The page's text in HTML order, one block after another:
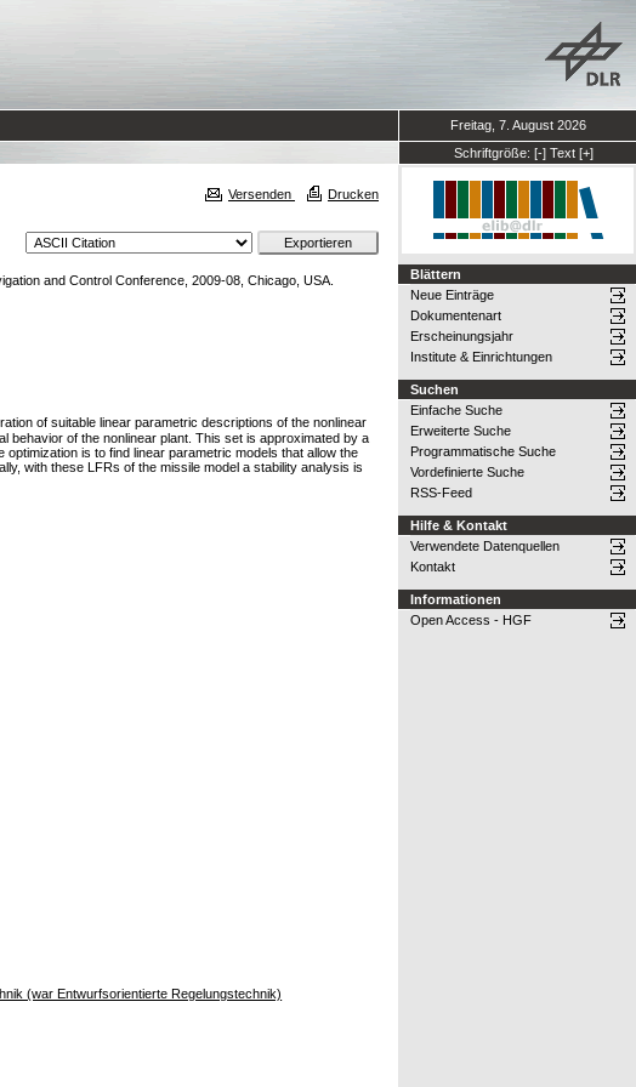
Freitag, 7. August 2026
Schriftgröße: [-] Text [+]
Versenden Drucken
and Control Conference, 2009-08, Chicago, USA.
of suitable linear parametric descriptions of the nonlinear
of the nonlinear plant. This set is approximated by a
is to find linear parametric models that allow the
with these LFRs of the missile model a stability analysis is
(war Entwurfsorientierte Regelungstechnik)
Blättern
Neue Einträge
Dokumentenart
Erscheinungsjahr
Institute & Einrichtungen
Suchen
Einfache Suche
Erweiterte Suche
Programmatische Suche
Vordefinierte Suche
RSS-Feed
Hilfe & Kontakt
Verwendete Datenquellen
Kontakt
Informationen
Open Access - HGF